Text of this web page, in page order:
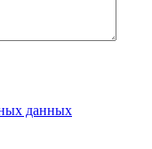
данных